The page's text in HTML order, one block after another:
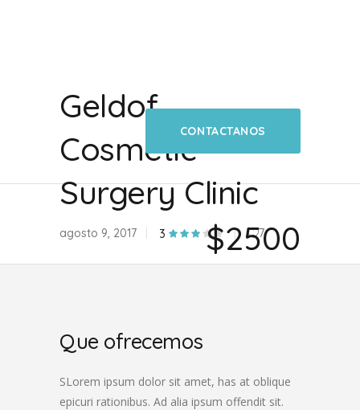
Geldof
Cosmetic
Surgery Clinic
agosto 9, 2017 3 7
CONTACTANOS
$2500
Que ofrecemos
SLorem ipsum dolor sit amet, has at oblique
epicuri rationibus. Ad alia ipsum offendit sit.